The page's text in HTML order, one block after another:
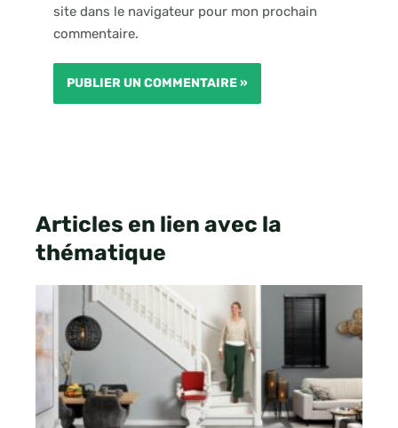
site dans le navigateur pour mon prochain
commentaire.
Articles en lien avec la
thématique